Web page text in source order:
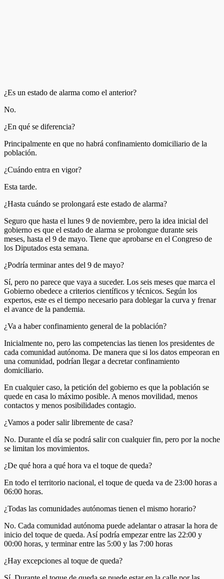
¿Es un estado de alarma como el anterior?
No.
¿En qué se diferencia?
Principalmente en que no habrá confinamiento domiciliario de la
población.
¿Cuándo entra en vigor?
Esta tarde.
¿Hasta cuándo se prolongará este estado de alarma?
Seguro que hasta el lunes 9 de noviembre, pero la idea inicial del
gobierno es que el estado de alarma se prolongue durante seis
meses, hasta el 9 de mayo. Tiene que aprobarse en el Congreso de
los Diputados esta semana.
¿Podría terminar antes del 9 de mayo?
Sí, pero no parece que vaya a suceder. Los seis meses que marca el
Gobierno obedece a criterios científicos y técnicos. Según los
expertos, este es el tiempo necesario para doblegar la curva y frenar
el avance de la pandemia.
¿Va a haber confinamiento general de la población?
Inicialmente no, pero las competencias las tienen los presidentes de
cada comunidad autónoma. De manera que si los datos empeoran en
una comunidad, podrían llegar a decretar confinamiento
domiciliario.
En cualquier caso, la petición del gobierno es que la población se
quede en casa lo máximo posible. A menos movilidad, menos
contactos y menos posibilidades contagio.
¿Vamos a poder salir libremente de casa?
No. Durante el día se podrá salir con cualquier fin, pero por la noche
se limitan los movimientos.
¿De qué hora a qué hora va el toque de queda?
En todo el territorio nacional, el toque de queda va de 23:00 horas a
06:00 horas.
¿Todas las comunidades autónomas tienen el mismo horario?
No. Cada comunidad autónoma puede adelantar o atrasar la hora de
inicio del toque de queda. Así podría empezar entre las 22:00 y
00:00 horas, y terminar entre las 5:00 y las 7:00 horas
¿Hay excepciones al toque de queda?